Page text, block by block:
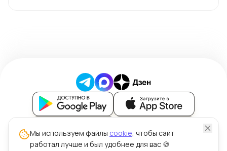
Мы используем файлы cookie, чтобы сайт
работал лучше и был удобнее для вас 🍪
Блог
Политика обработки персональных данных